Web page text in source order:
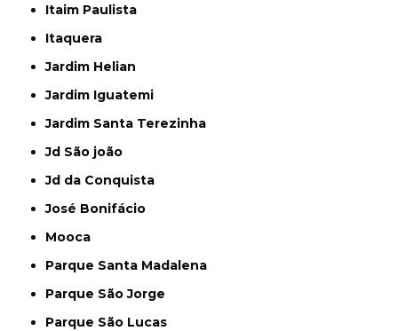
Itaim Paulista
Itaquera
Jardim Helian
Jardim Iguatemi
Jardim Santa Terezinha
Jd São joão
Jd da Conquista
José Bonifácio
Mooca
Parque Santa Madalena
Parque São Jorge
Parque São Lucas